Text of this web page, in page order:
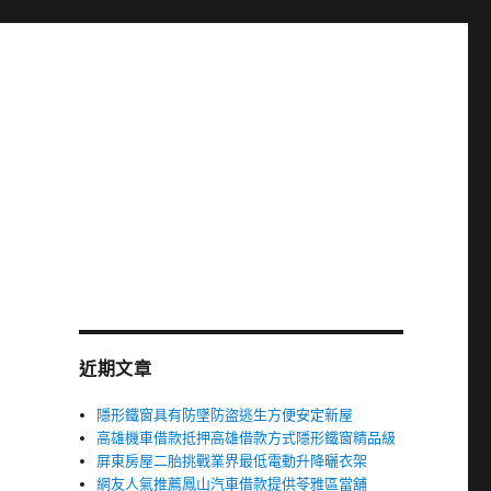
近期文章
隱形鐵窗具有防墜防盜逃生方便安定新屋
高雄機車借款抵押高雄借款方式隱形鐵窗精品級
屏東房屋二胎挑戰業界最低電動升降曬衣架
網友人氣推薦鳳山汽車借款提供苓雅區當舖